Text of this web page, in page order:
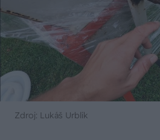
Zdroj: Lukáš Urblík